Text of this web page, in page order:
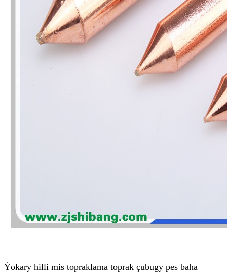
Ýokary hilli mis topraklama toprak çubugy pes baha